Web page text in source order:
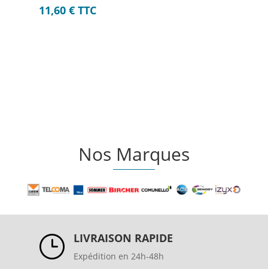
11,60 € TTC
Nos Marques
} LIVRAISON RAPIDE
Expédition en 24h-48h